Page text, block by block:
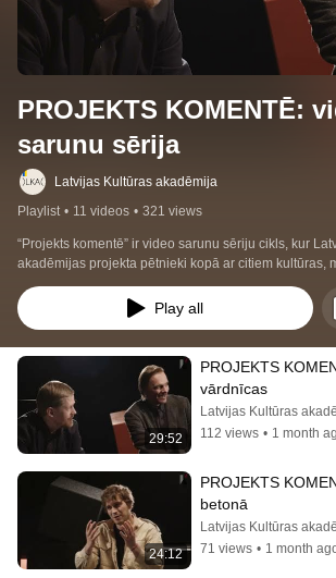
PROJEKTS KOMENTĒ:
sarunu sērija
Latvijas Kultūras akadēmija
Playlist • 11 videos • 321 views
“Projekts komentē” ir video sarunu sēriju cikls, kur
akadēmijas projekta pētnieki kopā ar citiem kultūras,
jomu pētniekiem piedāvā aplūkot padomju
neredzamo klātbūtni mūsdienu Latvijas publiskajā
Play all
29:52
PROJEKTS
vārdnīcas
Latvijas Kultūras
112 views • 1 month
24:12
PROJEKTS
betonā
Latvijas Kultūras
71 views • 1 month